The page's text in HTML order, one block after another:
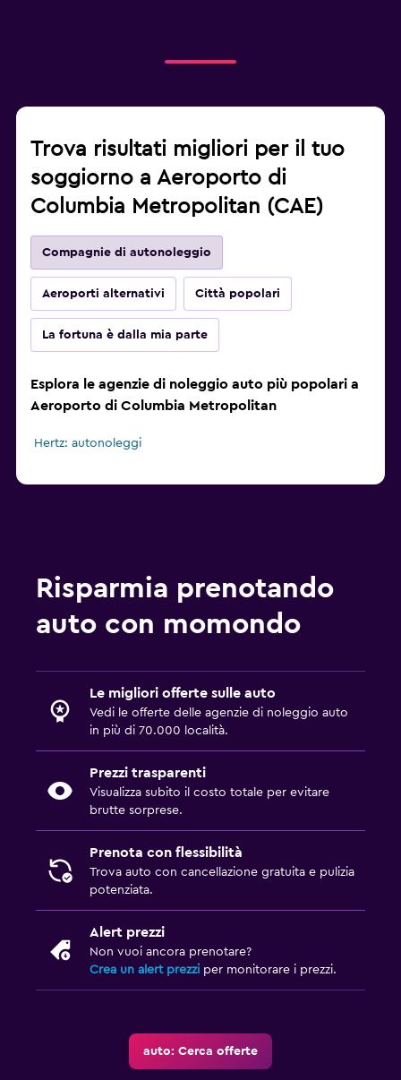
Trova risultati migliori per il tuo
soggiorno a Aeroporto di
Columbia Metropolitan (CAE)
Compagnie di autonoleggio
Aeroporti alternativi Città popolari
La fortuna è dalla mia parte
Esplora le agenzie di noleggio auto più popolari a
Aeroporto di Columbia Metropolitan
Hertz: autonoleggi
Risparmia prenotando
auto con momondo
Le migliori offerte sulle auto
Vedi le offerte delle agenzie di noleggio auto
in più di 70.000 località.
Prezzi trasparenti
Visualizza subito il costo totale per evitare
brutte sorprese.
Prenota con flessibilità
Trova auto con cancellazione gratuita e pulizia
potenziata.
Alert prezzi
Non vuoi ancora prenotare?
Crea un alert prezzi per monitorare i prezzi.
auto: Cerca offerte